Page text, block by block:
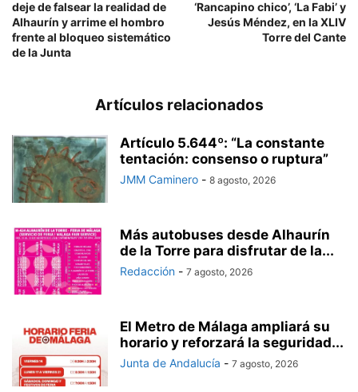
deje de falsear la realidad de
Alhaurín y arrime el hombro
frente al bloqueo sistemático
de la Junta
‘Rancapino chico’, ‘La Fabi’ y
Jesús Méndez, en la XLIV
Torre del Cante
Artículos relacionados
Artículo 5.644º: “La constante
tentación: consenso o ruptura”
JMM Caminero - 8 agosto, 2026
Más autobuses desde Alhaurín
de la Torre para disfrutar de la...
Redacción - 7 agosto, 2026
El Metro de Málaga ampliará su
horario y reforzará la seguridad...
Junta de Andalucía - 7 agosto, 2026